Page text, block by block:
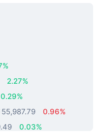
アセット
2.27%
0.29%
55,987.79
0.96%
0.03%